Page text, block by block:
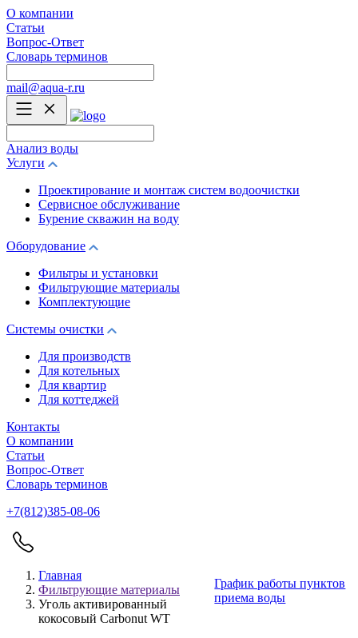
О компании
Статьи
Вопрос-Ответ
Словарь терминов
mail@aqua-r.ru
Анализ воды
Услуги
Проектирование и монтаж систем водоочистки
Сервисное обслуживание
Бурение скважин на воду
Оборудование
Фильтры и установки
Фильтрующие материалы
Комплектующие
Системы очистки
Для производств
Для котельных
Для квартир
Для коттеджей
Контакты
О компании
Статьи
Вопрос-Ответ
Словарь терминов
+7(812)385-08-06
Главная
Фильтрующие материалы
Уголь активированный
кокосовый Carbonut WT
График работы пунктов
приема воды